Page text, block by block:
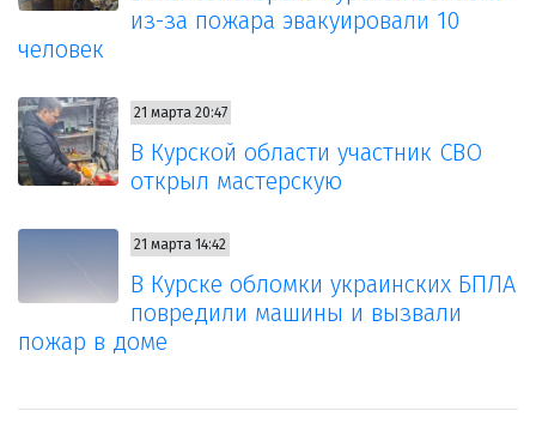
из-за пожара эвакуировали 10
человек
21 марта 20:47
В Курской области участник СВО
открыл мастерскую
21 марта 14:42
В Курске обломки украинских БПЛА
повредили машины и вызвали
пожар в доме